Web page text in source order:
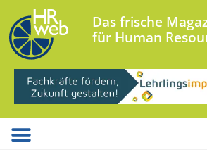
Das frische
für Human